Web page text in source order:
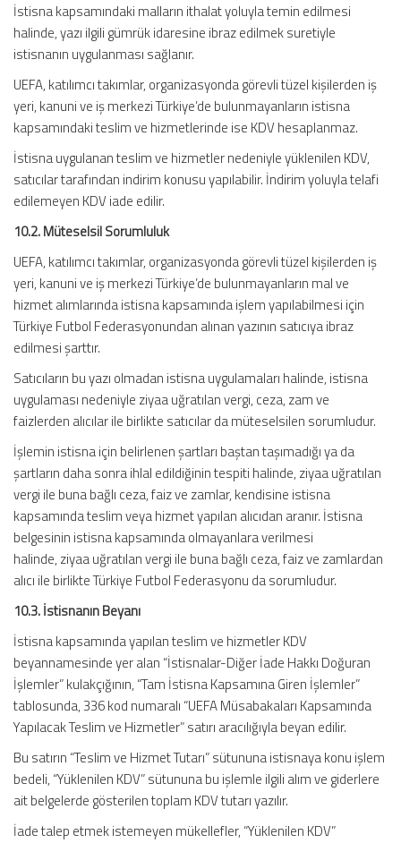
İstisna kapsamındaki malların ithalat yoluyla temin edilmesi
halinde, yazı ilgili gümrük idaresine ibraz edilmek suretiyle
istisnanın uygulanması sağlanır.
UEFA, katılımcı takımlar, organizasyonda görevli tüzel kişilerden iş
yeri, kanuni ve iş merkezi Türkiye’de bulunmayanların istisna
kapsamındaki teslim ve hizmetlerinde ise KDV hesaplanmaz.
İstisna uygulanan teslim ve hizmetler nedeniyle yüklenilen KDV,
satıcılar tarafından indirim konusu yapılabilir. İndirim yoluyla telafi
edilemeyen KDV iade edilir.
10.2. Müteselsil Sorumluluk
UEFA, katılımcı takımlar, organizasyonda görevli tüzel kişilerden iş
yeri, kanuni ve iş merkezi Türkiye’de bulunmayanların mal ve
hizmet alımlarında istisna kapsamında işlem yapılabilmesi için
Türkiye Futbol Federasyonundan alınan yazının satıcıya ibraz
edilmesi şarttır.
Satıcıların bu yazı olmadan istisna uygulamaları halinde, istisna
uygulaması nedeniyle ziyaa uğratılan vergi, ceza, zam ve
faizlerden alıcılar ile birlikte satıcılar da müteselsilen sorumludur.
İşlemin istisna için belirlenen şartları baştan taşımadığı ya da
şartların daha sonra ihlal edildiğinin tespiti halinde, ziyaa uğratılan
vergi ile buna bağlı ceza, faiz ve zamlar, kendisine istisna
kapsamında teslim veya hizmet yapılan alıcıdan aranır. İstisna
belgesinin istisna kapsamında olmayanlara verilmesi
halinde, ziyaa uğratılan vergi ile buna bağlı ceza, faiz ve zamlardan
alıcı ile birlikte Türkiye Futbol Federasyonu da sorumludur.
10.3. İstisnanın Beyanı
İstisna kapsamında yapılan teslim ve hizmetler KDV
beyannamesinde yer alan “İstisnalar-Diğer İade Hakkı Doğuran
İşlemler” kulakçığının, “Tam İstisna Kapsamına Giren İşlemler”
tablosunda, 336 kod numaralı “UEFA Müsabakaları Kapsamında
Yapılacak Teslim ve Hizmetler” satırı aracılığıyla beyan edilir.
Bu satırın “Teslim ve Hizmet Tutarı” sütununa istisnaya konu işlem
bedeli, “Yüklenilen KDV” sütununa bu işlemle ilgili alım ve giderlere
ait belgelerde gösterilen toplam KDV tutarı yazılır.
İade talep etmek istemeyen mükellefler, “Yüklenilen KDV”